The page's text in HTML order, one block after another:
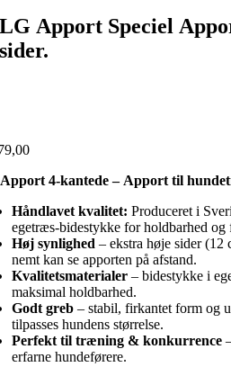
LG Apport Speciel
sider.
4-kantede – Apport til
Håndlavet kvalitet: Produceret i
egetræs-bidestykke for holdbarhed og
Høj synlighed – ekstra høje sider (12
nemt kan se apporten på afstand.
Kvalitetsmaterialer – bidestykke i
maksimal holdbarhed.
Godt greb – stabil, firkantet form og
tilpasses hundens størrelse.
Perfekt til træning & konkurrence
erfarne hundeførere.